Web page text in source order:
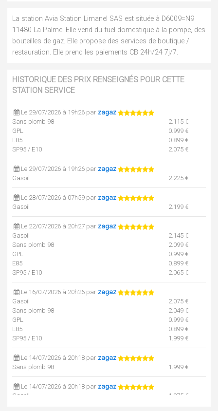
La station Avia Station Limanel SAS est située à D6009=N9
11480 La Palme. Elle vend du fuel domestique à la pompe, des
bouteilles de gaz. Elle propose des services de boutique /
restauration. Elle prend les paiements CB 24h/24 7j/7.
HISTORIQUE DES PRIX RENSEIGNÉS POUR CETTE
STATION SERVICE
Le 29/07/2026 à 19h26 par zagaz
Sans plomb 98
2.115 €
GPL
0.999 €
E85
0.899 €
SP95 / E10
2.075 €
Le 29/07/2026 à 19h26 par zagaz
Gasoil
2.225 €
Le 28/07/2026 à 07h59 par zagaz
Gasoil
2.199 €
Le 22/07/2026 à 20h27 par zagaz
Gasoil
2.145 €
Sans plomb 98
2.099 €
GPL
0.999 €
E85
0.899 €
SP95 / E10
2.065 €
Le 16/07/2026 à 20h26 par zagaz
Gasoil
2.075 €
Sans plomb 98
2.049 €
GPL
0.999 €
E85
0.899 €
SP95 / E10
1.999 €
Le 14/07/2026 à 20h18 par zagaz
Sans plomb 98
1.999 €
Le 14/07/2026 à 20h18 par zagaz
Gasoil
1.975 €